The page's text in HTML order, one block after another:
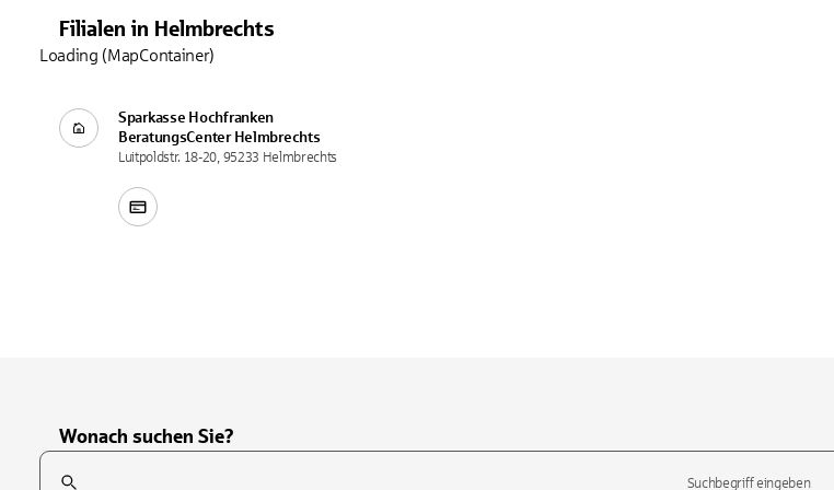
Filialen in Helmbrechts
Sparkasse Hochfranken
BeratungsCenter Helmbrechts
Luitpoldstr. 18-20, 95233 Helmbrechts
Loading (MapContainer)
Wonach suchen Sie?
Suchfeld